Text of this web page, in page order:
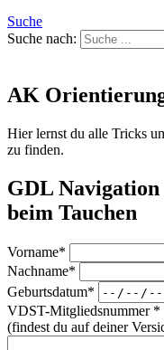
Suche
Suche nach:
AK
Hier lernst du alle Tricks
zu finden.
GDL
beim Tauchen
Vorname*
Nachname*
Geburtsdatum*
VDST-Mitgliedsnummer *
(findest du auf deiner